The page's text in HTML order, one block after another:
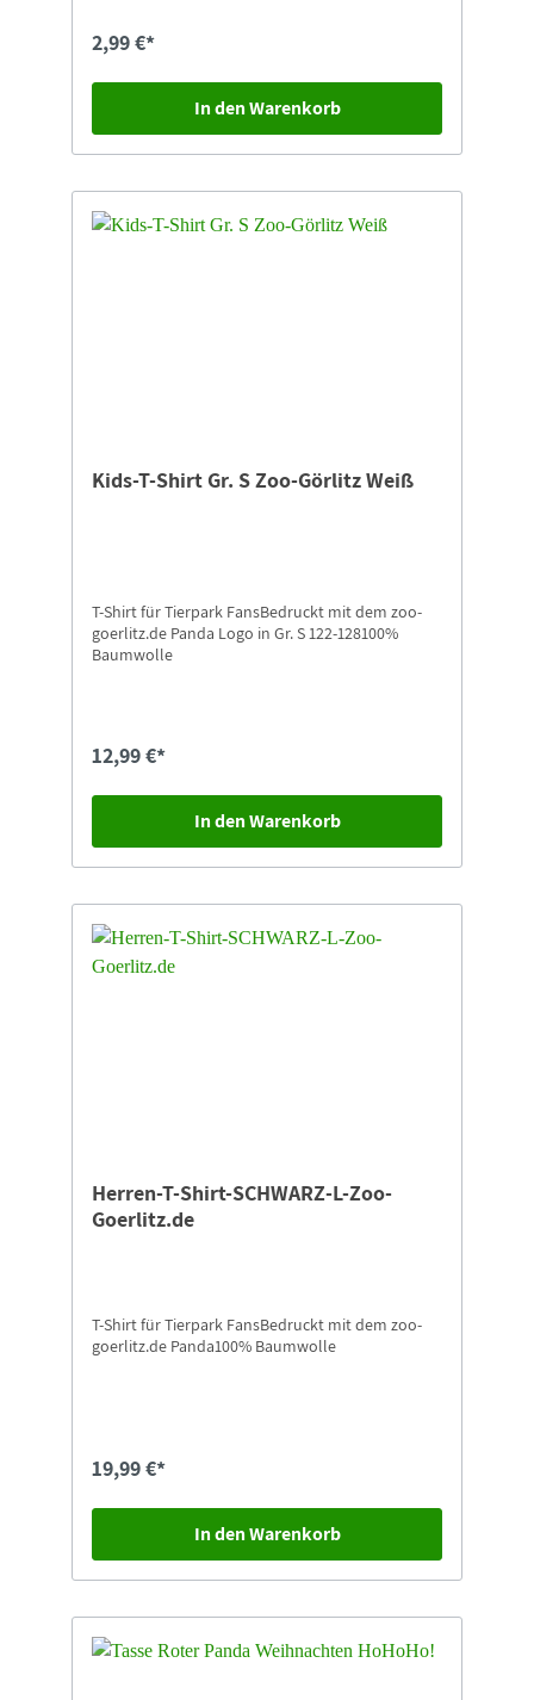
2,99 €*
In den Warenkorb
Kids-T-Shirt Gr. S Zoo-Görlitz Weiß
T-Shirt für Tierpark FansBedruckt mit dem zoo-
goerlitz.de Panda Logo in Gr. S 122-128100%
Baumwolle
12,99 €*
In den Warenkorb
Herren-T-Shirt-SCHWARZ-L-Zoo-
Goerlitz.de
T-Shirt für Tierpark FansBedruckt mit dem zoo-
goerlitz.de Panda100% Baumwolle
19,99 €*
In den Warenkorb